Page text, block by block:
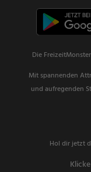
Die
Mit spannenden
und aufregenden
Hol dir jetzt